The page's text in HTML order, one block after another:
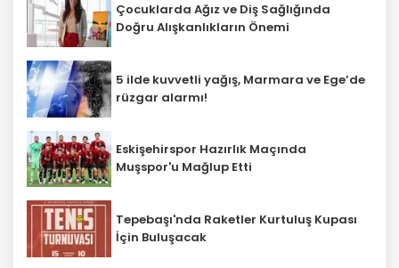
Çocuklarda Ağız ve Diş Sağlığında
Doğru Alışkanlıkların Önemi
5 ilde kuvvetli yağış, Marmara ve Ege’de
rüzgar alarmı!
Eskişehirspor Hazırlık Maçında
Muşspor'u Mağlup Etti
Tepebaşı'nda Raketler Kurtuluş Kupası
İçin Buluşacak